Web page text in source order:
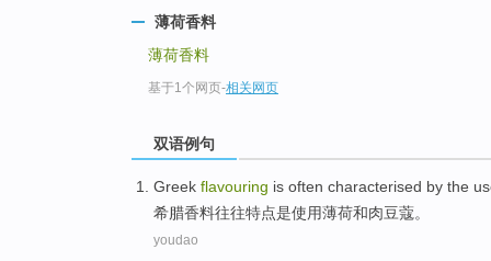
薄荷香料
薄荷香料
基于1个网页-相关网页
双语例句
Greek flavouring is often characterised by the
希腊香料往往特点是使用薄荷和肉豆蔻。
youdao